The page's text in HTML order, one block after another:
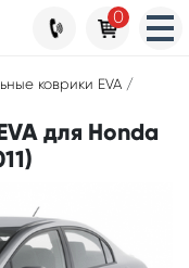
коврики EVA /
для Honda
0